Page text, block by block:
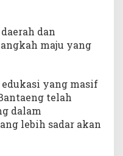
dan
maju yang
yang masif
telah
dalam
lebih sadar akan